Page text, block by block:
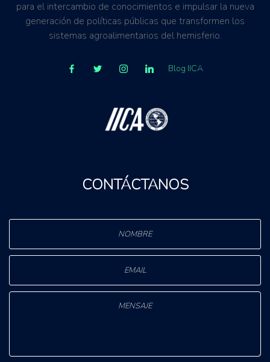
para el intercambio de conocimientos e impulsar la nueva
generación de políticas públicas que transformen los
sistemas agroalimentarios del hemisferio.
Blog IICA
CONTÁCTANOS